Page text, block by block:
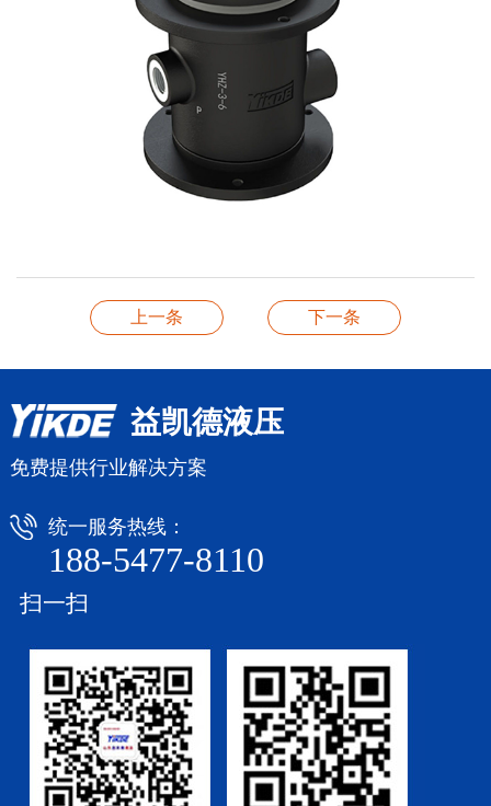
上一条 下一条
益凯德液压
免费提供行业解决方案
统一服务热线：
188-5477-8110
扫一扫